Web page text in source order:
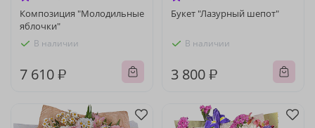
Композиция "Молодильные
яблочки"
В наличии
7 610 ₽
Букет "Лазурный шепот"
В наличии
3 800 ₽